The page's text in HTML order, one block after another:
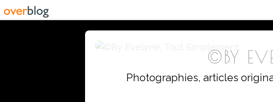
©BY
Photographies, articles